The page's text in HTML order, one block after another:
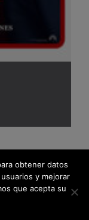
obtener datos
y mejorar
que acepta su